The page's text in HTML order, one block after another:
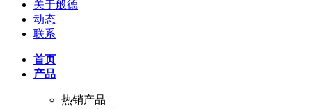
关于般德
动态
联系
首页
产品
热销产品